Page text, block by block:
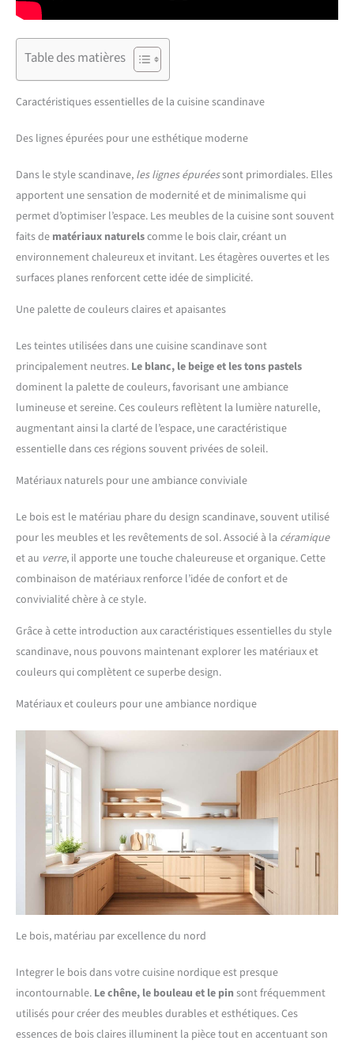
Table des matières
Caractéristiques essentielles de la cuisine scandinave
Des lignes épurées pour une esthétique moderne
Dans le style scandinave, les lignes épuréessont primordiales. Elles
apportent une sensation de modernité et de minimalisme qui
permet d’optimiser l’espace. Les meubles de la cuisine sont souvent
faits de matériaux naturelscomme le bois clair, créant un
environnement chaleureux et invitant. Les étagères ouvertes et les
surfaces planes renforcent cette idée de simplicité.
Une palette de couleurs claires et apaisantes
Les teintes utilisées dans une cuisine scandinave sont
principalement neutres. Le blanc, le beige et les tons pastels
dominent la palette de couleurs, favorisant une ambiance
lumineuse et sereine. Ces couleurs reflètent la lumière naturelle,
augmentant ainsi la clarté de l’espace, une caractéristique
essentielle dans ces régions souvent privées de soleil.
Matériaux naturels pour une ambiance conviviale
Le bois est le matériau phare du design scandinave, souvent utilisé
pour les meubles et les revêtements de sol. Associé à la céramique
et au verre, il apporte une touche chaleureuse et organique. Cette
combinaison de matériaux renforce l’idée de confort et de
convivialité chère à ce style.
Grâce à cette introduction aux caractéristiques essentielles du style
scandinave, nous pouvons maintenant explorer les matériaux et
couleurs qui complètent ce superbe design.
Matériaux et couleurs pour une ambiance nordique
Le bois, matériau par excellence du nord
Integrer le bois dans votre cuisine nordique est presque
incontournable. Le chêne, le bouleau et le pin sont fréquemment
utilisés pour créer des meubles durables et esthétiques. Ces
essences de bois claires illuminent la pièce tout en accentuant son